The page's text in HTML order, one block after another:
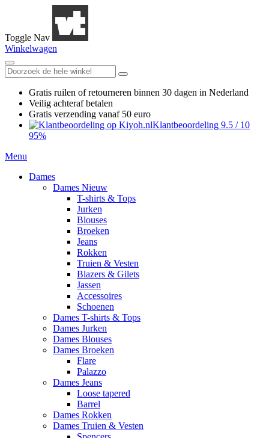
Toggle Nav
Winkelwagen
Gratis ruilen of retourneren binnen 30 dagen in Nederland
Veilig achteraf betalen
Gratis verzending vanaf 50 euro
Klantbeoordeling 9.5 / 10
95%
Menu
Dames
Dames Nieuw
T-shirts & Tops
Jurken
Blouses
Broeken
Jeans
Rokken
Truien & Vesten
Blazers & Gilets
Jassen
Accessoires
Schoenen
Dames T-shirts & Tops
Dames Jurken
Dames Blouses
Dames Broeken
Flare
Palazzo
Dames Jeans
Loose tapered
Barrel
Dames Rokken
Dames Truien & Vesten